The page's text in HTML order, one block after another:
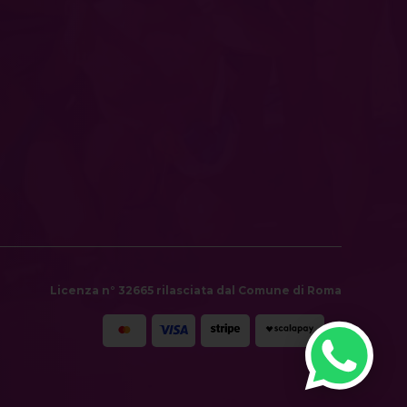
Licenza n° 32665 rilasciata dal Comune di Roma